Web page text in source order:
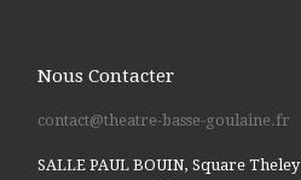
Nous Contacter
contact@theatre-basse-goulaine.fr
SALLE PAUL BOUIN, Square Theley